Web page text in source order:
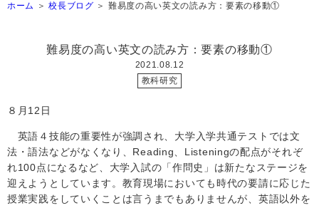
ホーム 校長ブログ 難易度の高い英文の読み方：要素の移動①
難易度の高い英文の読み方：要素の移動①
2021.08.12
教科研究
８月 12 日
英語４技能の重要性が強調され、大学入学共通テストでは文
法・語法などがなくなり、 Reading、 Listeningの配点がそれぞ
れ100点になるなど、大学入試の「作問史」は新たなステージを
迎えようとしています。教育現場においても時代の要請に応じた
授業実践をしていくことは言うまでもありませんが、英語以外を